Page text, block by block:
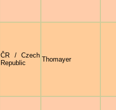
ČR / Czech
Republic
Thomayer